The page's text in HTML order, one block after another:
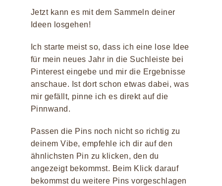
Jetzt kann es mit dem Sammeln deiner
Ideen losgehen!
Ich starte meist so, dass ich eine lose Idee
für mein neues Jahr in die Suchleiste bei
Pinterest eingebe und mir die Ergebnisse
anschaue. Ist dort schon etwas dabei, was
mir gefällt, pinne ich es direkt auf die
Pinnwand.
Passen die Pins noch nicht so richtig zu
deinem Vibe, empfehle ich dir auf den
ähnlichsten Pin zu klicken, den du
angezeigt bekommst. Beim Klick darauf
bekommst du weitere Pins vorgeschlagen